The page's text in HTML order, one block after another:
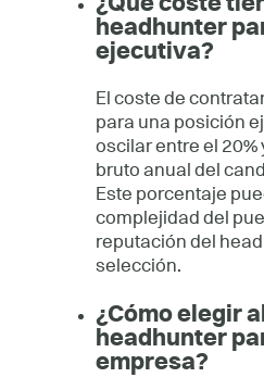
headhunter
ejecutiva?
El coste de
para una posición
oscilar entre el 20%
bruto anual del
Este porcentaje
complejidad del
reputación del
selección.
¿Cómo elegir
headhunter
empresa?